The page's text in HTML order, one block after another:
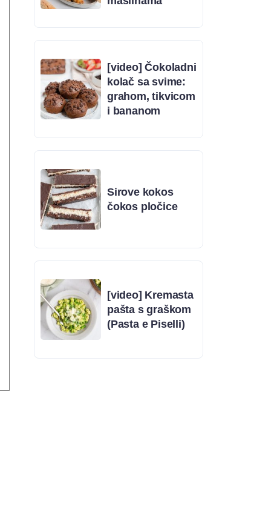
[video] Čokoladni
kolač sa svime:
grahom, tikvicom
i bananom
Sirove kokos
čokos pločice
[video] Kremasta
pašta s graškom
(Pasta e Piselli)